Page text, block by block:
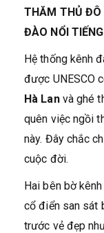
THĂM THỦ ĐÔ
ĐÀO NỔI TIẾNG
Hệ thống kênh
được UNESCO
Hà Lanvà ghé
quên việc ngồi
này. Đây chắc
cuộc đời.
Hai bên bờ
cổ điển san sát
trước vẻ đẹp